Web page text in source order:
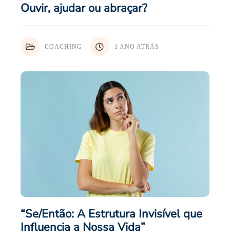
Ouvir, ajudar ou abraçar?
COACHING 1 ANO ATRÁS
“Se/Então: A Estrutura Invisível que
Influencia a Nossa Vida”